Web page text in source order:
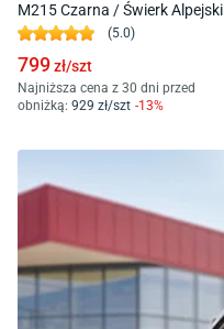
M215 Czarna / Świerk Alpejski
(5.0)
799zł/szt
Najniższa cena z 30 dni przed
obniżką: 929 zł/szt -13%